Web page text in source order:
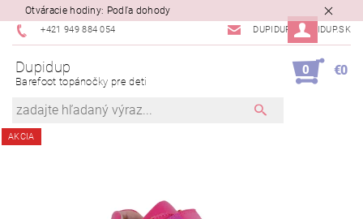
Otváracie hodiny: Podľa dohody
+421 949 884 054 DUPIDUP@DUPIDUP.SK
Dupidup
Barefoot topánočky pre deti
0 €0
AKCIA